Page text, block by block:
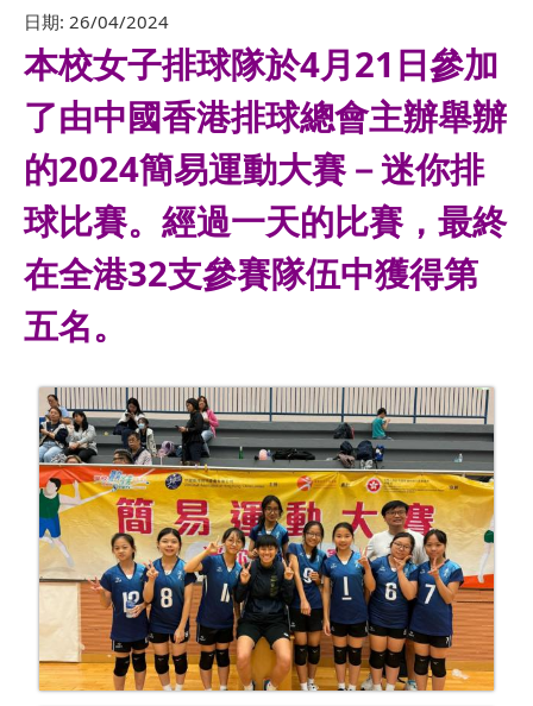
日期: 26/04/2024
本校女子排球隊於4月21日參加
了由中國香港排球總會主辦舉辦
的2024簡易運動大賽－迷你排
球比賽。經過一天的比賽，最終
在全港32支參賽隊伍中獲得第
五名。